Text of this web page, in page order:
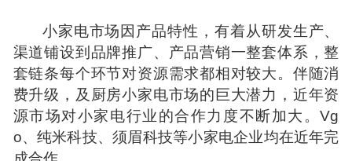
小家电市场因产品特性，有着从研发生产、
渠道铺设到品牌推广、产品营销一整套体系，整
套链条每个环节对资源需求都相对较大。伴随消
费升级，及厨房小家电市场的巨大潜力，近年资
源市场对小家电行业的合作力度不断加大。Vg
o、纯米科技、须眉科技等小家电企业均在近年完